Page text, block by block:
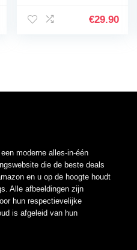
€29.90
moderne alles-in-één
die de beste deals
en u op de hoogte houdt
Alle afbeeldingen zijn
hun respectievelijke
is afgeleid van hun